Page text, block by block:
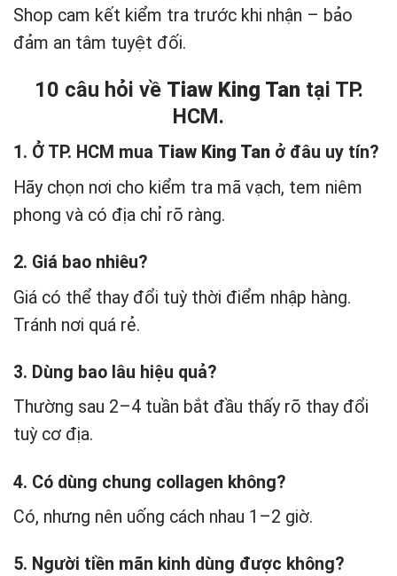
Shop cam kết kiểm tra trước khi nhận – bảo
đảm an tâm tuyệt đối.
10 câu hỏi về Tiaw King Tan tại TP.
HCM.
1. Ở TP. HCM mua Tiaw King Tan ở đâu uy tín?
Hãy chọn nơi cho kiểm tra mã vạch, tem niêm
phong và có địa chỉ rõ ràng.
2. Giá bao nhiêu?
Giá có thể thay đổi tuỳ thời điểm nhập hàng.
Tránh nơi quá rẻ.
3. Dùng bao lâu hiệu quả?
Thường sau 2–4 tuần bắt đầu thấy rõ thay đổi
tuỳ cơ địa.
4. Có dùng chung collagen không?
Có, nhưng nên uống cách nhau 1–2 giờ.
5. Người tiền mãn kinh dùng được không?